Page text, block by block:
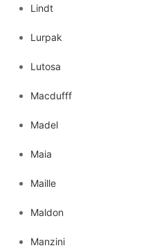
Lindt
Lurpak
Lutosa
Macdufff
Madel
Maia
Maille
Maldon
Manzini